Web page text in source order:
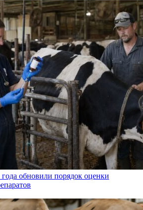
обновили порядок оценки